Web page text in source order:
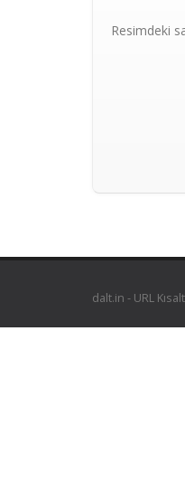
Resimdeki
dalt.in - URL